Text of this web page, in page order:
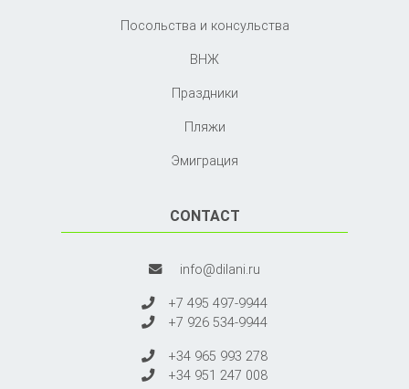
Посольства и консульства
ВНЖ
Праздники
Пляжи
Эмиграция
CONTACT
info@dilani.ru
+7 495 497-9944
+7 926 534-9944
+34 965 993 278
+34 951 247 008